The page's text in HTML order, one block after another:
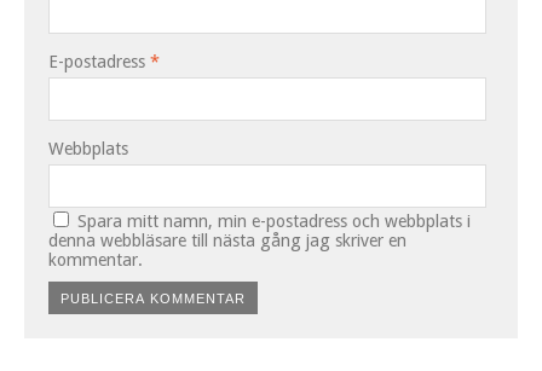
E-postadress *
Webbplats
Spara mitt namn, min e-postadress och webbplats i
denna webbläsare till nästa gång jag skriver en
kommentar.